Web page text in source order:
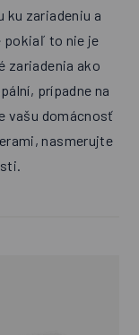
ku zariadeniu a
pokiaľ to nie je
zariadenia ako
prípadne na
vašu domácnosť
nasmerujte